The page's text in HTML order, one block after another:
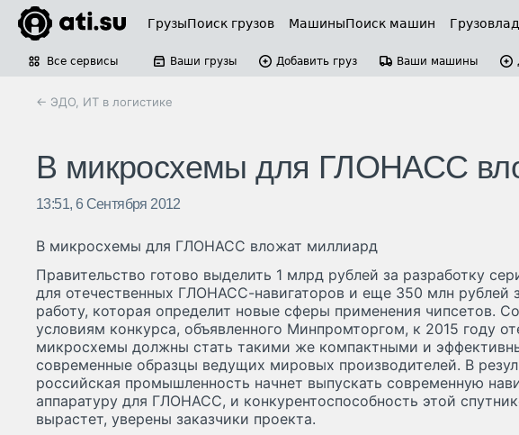
ГрузыПоиск грузов МашиныПоиск машин
Все сервисы Ваши грузы Добавить груз Ваши машины
← ЭДО, ИТ в логистике
В микросхемы для ГЛОНАСС
13:51, 6 Сентября 2012
В микросхемы для ГЛОНАСС вложат миллиард
Правительство готово выделить 1 млрд рублей за разработку
для отечественных ГЛОНАСС-навигаторов и еще 350 млн рублей
работу, которая определит новые сферы применения чипсетов.
условиям конкурса, объявленного Минпромторгом, к 2015 году
микросхемы должны стать такими же компактными и
современные образцы ведущих мировых производителей. В
российская промышленность начнет выпускать современную
аппаратуру для ГЛОНАСС, и конкурентоспособность этой
вырастет, уверены заказчики проекта.